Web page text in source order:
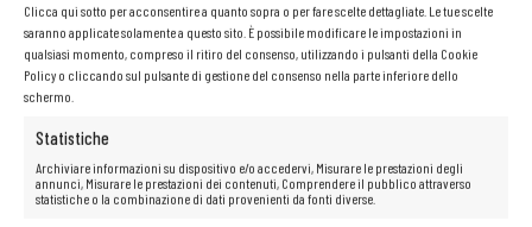
Clicca qui sotto per acconsentire a quanto sopra o per fare scelte dettagliate. Le tue scelte
saranno applicate solamente a questo sito. È possibile modificare le impostazioni in
qualsiasi momento, compreso il ritiro del consenso, utilizzando i pulsanti della Cookie
Policy o cliccando sul pulsante di gestione del consenso nella parte inferiore dello
schermo.
Statistiche
Archiviare informazioni su dispositivo e/o accedervi, Misurare le prestazioni degli
annunci, Misurare le prestazioni dei contenuti, Comprendere il pubblico attraverso
statistiche o la combinazione di dati provenienti da fonti diverse.